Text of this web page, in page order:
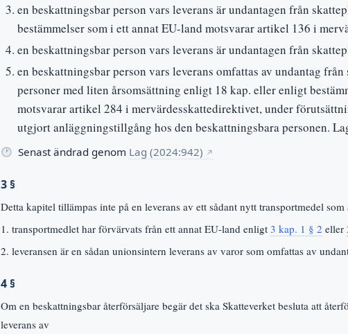
en beskattningsbar person vars leverans är undantagen från
bestämmelser som i ett annat EU-land motsvarar artikel 136 i
en beskattningsbar person vars leverans är undantagen från
en beskattningsbar person vars leverans omfattas av undantag
personer med liten årsomsättning enligt 18 kap. eller enligt
motsvarar artikel 284 i mervärdesskattedirektivet, under
utgjort anläggningstillgång hos den beskattningsbara personen.
Senast ändrad genom Lag (2024:942) ↗
3 §
Detta kapitel tillämpas inte på en leverans av ett sådant nytt transportmedel som
1. transportmedlet har förvärvats från ett annat EU-land enligt 3 kap. 1 § 2 eller
2. leveransen är en sådan unionsintern leverans av varor som omfattas av
4 §
Om en beskattningsbar återförsäljare begär det ska Skatteverket besluta att
leverans av